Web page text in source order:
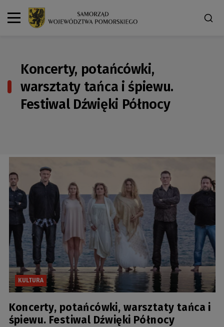
Koncerty, potańcówki,
warsztaty tańca i śpiewu.
Festiwal Dźwięki Północy
KULTURA
Koncerty, potańcówki, warsztaty tańca i
śpiewu. Festiwal Dźwięki Północy